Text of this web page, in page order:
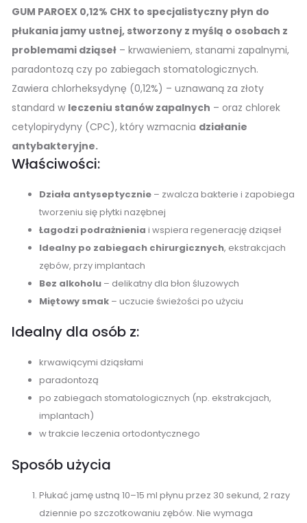
GUM PAROEX 0,12% CHX to specjalistyczny płyn do
płukania jamy ustnej, stworzony z myślą o osobach z
problemami dziąseł – krwawieniem, stanami zapalnymi,
paradontozą czy po zabiegach stomatologicznych.
Zawiera chlorheksydynę (0,12%) – uznawaną za złoty
standard w leczeniu stanów zapalnych – oraz chlorek
cetylopirydyny (CPC), który wzmacnia działanie
antybakteryjne.
Właściwości:
Działa antyseptycznie – zwalcza bakterie i zapobiega
tworzeniu się płytki nazębnej
Łagodzi podrażnienia i wspiera regenerację dziąseł
Idealny po zabiegach chirurgicznych, ekstrakcjach
zębów, przy implantach
Bez alkoholu – delikatny dla błon śluzowych
Miętowy smak – uczucie świeżości po użyciu
Idealny dla osób z:
krwawiącymi dziąsłami
paradontozą
po zabiegach stomatologicznych (np. ekstrakcjach,
implantach)
w trakcie leczenia ortodontycznego
Sposób użycia
Płukać jamę ustną 10–15 ml płynu przez 30 sekund, 2 razy
dziennie po szczotkowaniu zębów. Nie wymaga